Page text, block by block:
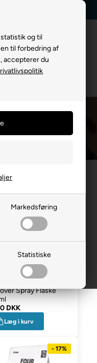
og til
til forbedring af
accepterer du
Markedsføring
Statistiske
Spray Flaske
DKK
Læg i kurv
- 17%